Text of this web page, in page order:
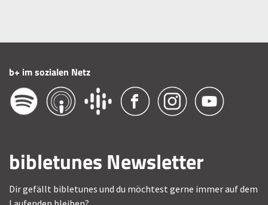
b+ im sozialen Netz
bibletunes Newsletter
Dir gefällt bibletunes und du möchtest gerne immer auf dem